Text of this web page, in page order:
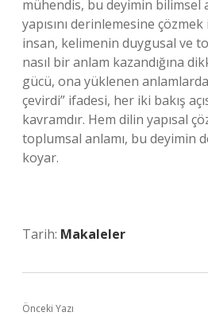
mühendis, bu deyimin bilimsel
yapısını derinlemesine
insan, kelimenin duygusal ve
nasıl bir anlam kazandığına
gücü, ona yüklenen
çevirdi” ifadesi, her iki bakış
kavramdır. Hem dilin yapısal
toplumsal anlamı, bu deyimin
koyar.
Tarih: Makaleler
Önceki Yazı